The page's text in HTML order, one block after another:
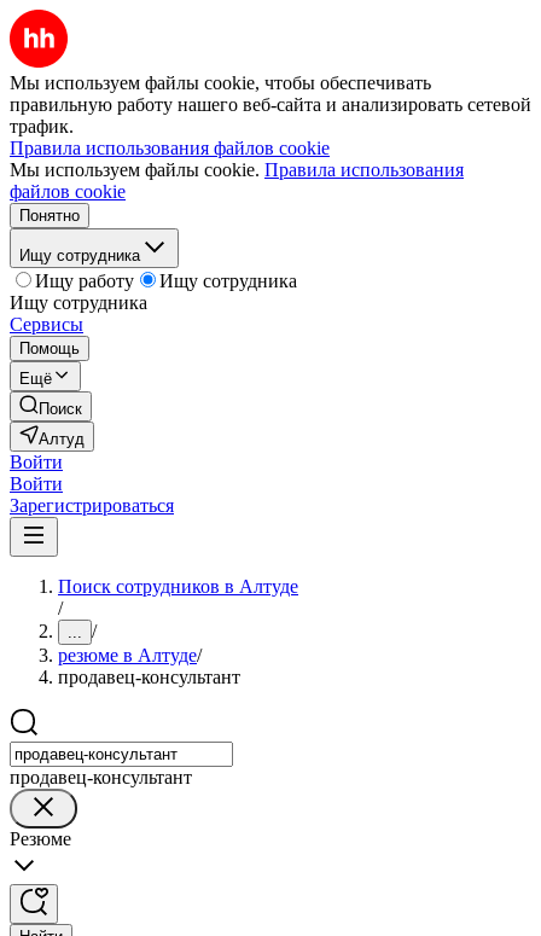
Мы используем файлы cookie, чтобы обеспечивать
правильную работу нашего веб-сайта и анализировать сетевой
трафик.
Правила использования файлов cookie
Мы используем файлы cookie. Правила использования
файлов cookie
Понятно
Ищу сотрудника
Ищу работу
Ищу сотрудника
Ищу сотрудника
Сервисы
Помощь
Ещё
Поиск
Алтуд
Войти
Войти
Зарегистрироваться
Поиск сотрудников в Алтуде
/
... /
резюме в Алтуде/
продавец-консультант
продавец-консультант
Резюме